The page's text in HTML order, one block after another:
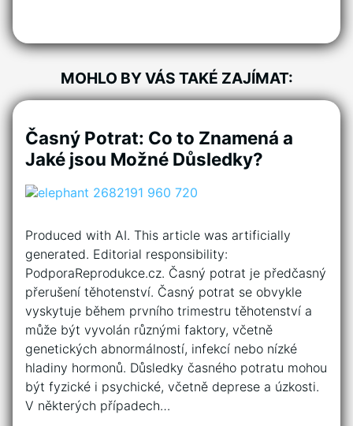
MOHLO BY VÁS TAKÉ ZAJÍMAT:
Časný Potrat: Co to Znamená a
Jaké jsou Možné Důsledky?
Produced with AI. This article was artificially
generated. Editorial responsibility:
PodporaReprodukce.cz. Časný potrat je předčasný
přerušení těhotenství. Časný potrat se obvykle
vyskytuje během prvního trimestru těhotenství a
může být vyvolán různými faktory, včetně
genetických abnormálností, infekcí nebo nízké
hladiny hormonů. Důsledky časného potratu mohou
být fyzické i psychické, včetně deprese a úzkosti.
V některých případech…